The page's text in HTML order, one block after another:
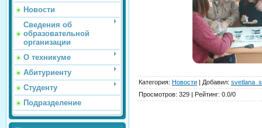
Новости
Сведения об
образовательной
организации
О техникуме
Абитуриенту
Студенту
Подразделение
Категория: Новости | Добавил:
Просмотров: 329 | Рейтинг: 0.0/0